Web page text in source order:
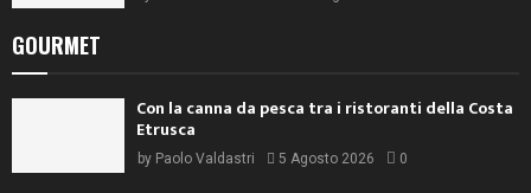
GOURMET
Con la canna da pesca tra i ristoranti della Costa
Etrusca
by Paolo Valdastri 5 Agosto 2026 0